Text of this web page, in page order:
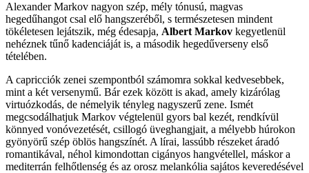
Alexander Markov nagyon szép, mély tónusú, magvas
hegedűhangot csal elő hangszeréből, s természetesen mindent
tökéletesen lejátszik, még édesapja, Albert Markov kegyetlenül
nehéznek tűnő kadenciáját is, a második hegedűverseny első
tételében.
A capricciók zenei szempontból számomra sokkal kedvesebbek,
mint a két versenymű. Bár ezek között is akad, amely kizárólag
virtuózkodás, de némelyik tényleg nagyszerű zene. Ismét
megcsodálhatjuk Markov végtelenül gyors bal kezét, rendkívül
könnyed vonóvezetését, csillogó üveghangjait, a mélyebb húrokon
gyönyörű szép öblös hangszínét. A lírai, lassúbb részeket áradó
romantikával, néhol kimondottan cigányos hangvétellel, máskor a
mediterrán felhőtlenség és az orosz melankólia sajátos keveredésével